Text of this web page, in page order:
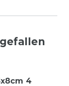
4